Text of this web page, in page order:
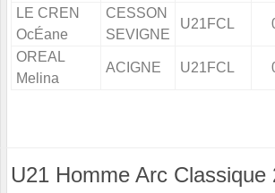
LE CREN
OcÉane
CESSON
SEVIGNE
U21FCL
OREAL
Melina
ACIGNE U21FCL
U21 Homme Arc Classique